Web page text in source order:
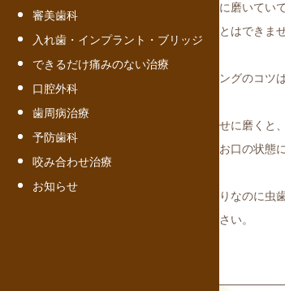
審美歯科
入れ歯・インプラント・ブリッジ
できるだけ痛みのない治療
口腔外科
歯周病治療
予防歯科
咬み合わせ治療
お知らせ
実は、一生懸命に磨いて
十分に落とすことはできませ
正しいブラッシングのコ
ゴシゴシと力任せに磨くと
また、ご自身のお口の状
磨いているつもりなのに
院にご相談ください。